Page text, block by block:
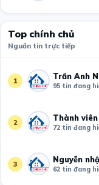
Top chính chủ
Nguồn tin trực tiếp
1 Trần Anh
95 tin đang
2 Thành
72 tin đang
3 Nguyễn
62 tin đang